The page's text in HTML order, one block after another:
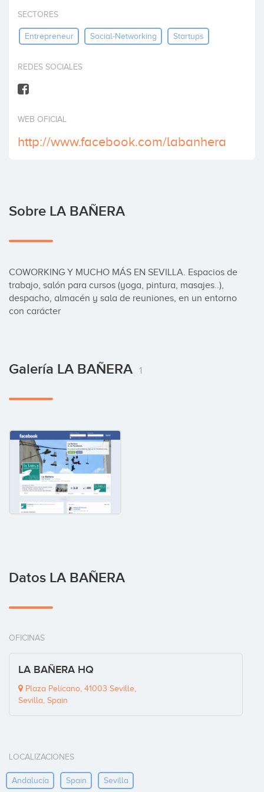
Invertir
SECTORES
Entrepreneur Social-Networking Startups
REDES SOCIALES
WEB OFICIAL
http://www.facebook.com/labanhera
Sobre LA BAÑERA
COWORKING Y MUCHO MÁS EN SEVILLA. Espacios de
trabajo, salón para cursos (yoga, pintura, masajes..),
despacho, almacén y sala de reuniones, en un entorno
con carácter
Galería LA BAÑERA 1
Datos LA BAÑERA
OFICINAS
LA BAÑERA HQ
Plaza Pelícano, 41003 Seville,
Sevilla, Spain
LOCALIZACIONES
Andalucía Spain Sevilla